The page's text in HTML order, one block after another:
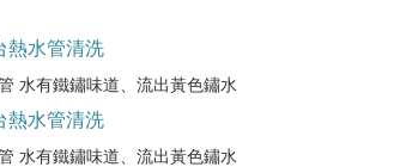
熱水管清洗
熱水管清洗